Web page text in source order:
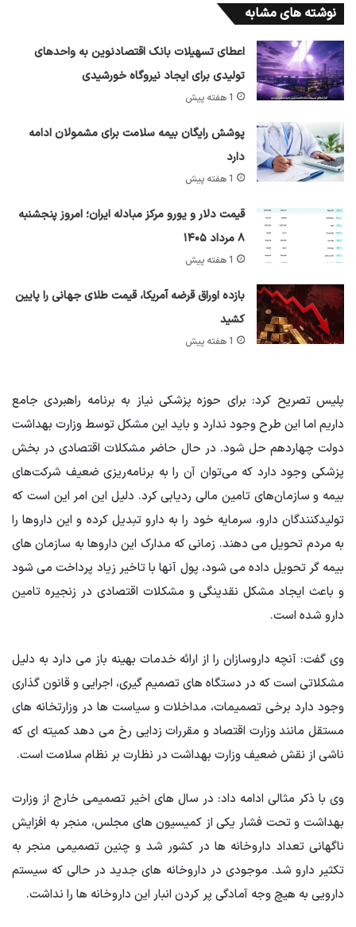
نوشته های مشابه
اعطای تسهیلات بانک اقتصادنوین به واحدهای
تولیدی برای ایجاد نیروگاه خورشیدی
1 هفته پیش
پوشش رایگان بیمه سلامت برای مشمولان ادامه
دارد
1 هفته پیش
قیمت دلار و یورو مرکز مبادله ایران؛ امروز پنجشنبه
۸ مرداد ۱۴۰۵
1 هفته پیش
بازده اوراق قرضه آمریکا، قیمت طلای جهانی را پایین
کشید
1 هفته پیش
پلیس تصریح کرد: برای حوزه پزشکی نیاز به برنامه راهبردی جامع
داریم اما این طرح وجود ندارد و باید این مشکل توسط وزارت بهداشت
دولت چهاردهم حل شود. در حال حاضر مشکلات اقتصادی در بخش
پزشکی وجود دارد که می‌توان آن را به برنامه‌ریزی ضعیف شرکت‌های
بیمه و سازمان‌های تامین مالی ردیابی کرد. دلیل این امر این است که
تولیدکنندگان دارو، سرمایه خود را به دارو تبدیل کرده و این داروها را
به مردم تحویل می دهند. زمانی که مدارک این داروها به سازمان های
بیمه گر تحویل داده می شود، پول آنها با تاخیر زیاد پرداخت می شود
و باعث ایجاد مشکل نقدینگی و مشکلات اقتصادی در زنجیره تامین
دارو شده است.
وی گفت: آنچه داروسازان را از ارائه خدمات بهینه باز می دارد به دلیل
مشکلاتی است که در دستگاه های تصمیم گیری، اجرایی و قانون گذاری
وجود دارد برخی تصمیمات، مداخلات و سیاست ها در وزارتخانه های
مستقل مانند وزارت اقتصاد و مقررات زدایی رخ می دهد کمیته ای که
ناشی از نقش ضعیف وزارت بهداشت در نظارت بر نظام سلامت است.
وی با ذکر مثالی ادامه داد: در سال های اخیر تصمیمی خارج از وزارت
بهداشت و تحت فشار یکی از کمیسیون های مجلس، منجر به افزایش
ناگهانی تعداد داروخانه ها در کشور شد و چنین تصمیمی منجر به
تکثیر دارو شد. موجودی در داروخانه های جدید در حالی که سیستم
دارویی به هیچ وجه آمادگی پر کردن انبار این داروخانه ها را نداشت.